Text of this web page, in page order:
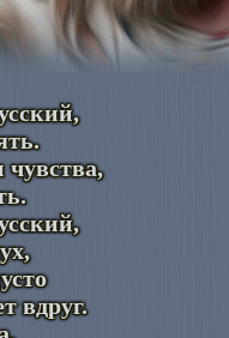
чувства,
вдруг.